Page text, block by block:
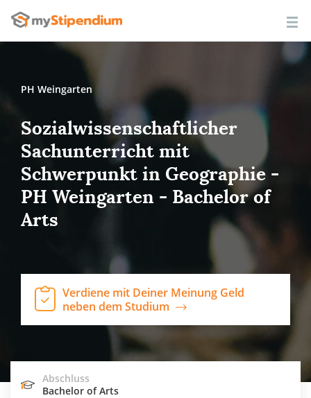
PH Weingarten
Sozialwissenschaftlicher
Sachunterricht mit
Schwerpunkt in Geographie -
PH Weingarten - Bachelor of
Arts
Verdiene mit Deiner Meinung Geld
neben dem Studium
Abschluss
Bachelor of Arts